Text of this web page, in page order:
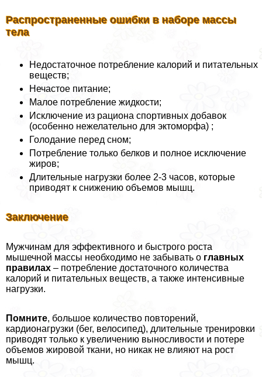
Распространенные ошибки в наборе массы
тела
Недостаточное потрeбление калорий и питательных
веществ;
Нечастое питание;
Малое потрeбление жидкости;
Исключение из рациона спортивных добавок
(особенно нежелательно для эктоморфа) ;
Голодание перед сном;
Потрeбление только белков и полное исключение
жиров;
Длительные нагрузки более 2-3 часов, которые
приводят к снижению объемов мышц.
Заключение
Мужчинам для эффективного и быстрого роста
мышечной массы необходимо не забывать о главных
правилах – потрeбление достаточного количества
калорий и питательных веществ, а также интенсивные
нагрузки.
Помните, большое количество повторений,
кардионагрузки (бег, велосипед), длительные тренировки
приводят только к увеличению выносливости и потере
объемов жировой ткани, но никак не влияют на рост
мышц.